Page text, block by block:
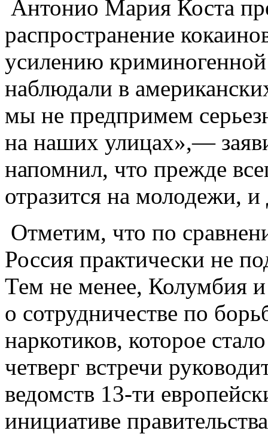
Антонио Мария Коста
распространение
усилению
наблюдали в
мы не предпримем
на наших улицах»,—
напомнил, что прежде
отразится на молодежи,
Отметим, что по
Россия практически не
Тем не менее, Колумбия
о сотрудничестве по
наркотиков, которое
четверг встречи
ведомств 13-ти
инициативе